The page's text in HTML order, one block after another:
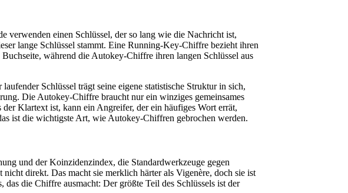
einen Schlüssel, der so lang wie die Nachricht ist,
lange Schlüssel stammt. Eine Running-Key-Chiffre bezieht ihren
während die Autokey-Chiffre ihren langen Schlüssel aus
Schlüssel trägt seine eigene statistische Struktur in sich,
Die Autokey-Chiffre braucht nur ein winziges gemeinsames
Klartext ist, kann ein Angreifer, der ein häufiges Wort errät,
ist die wichtigste Art, wie Autokey-Chiffren gebrochen werden.
und der Koinzidenzindex, die Standardwerkzeuge gegen
direkt. Das macht sie merklich härter als Vigenère, doch sie ist
die Chiffre ausmacht: Der größte Teil des Schlüssels ist der